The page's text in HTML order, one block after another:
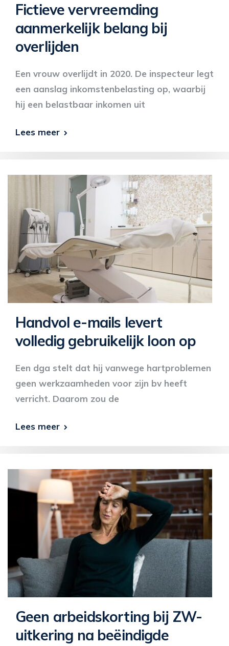
Fictieve vervreemding
aanmerkelijk belang bij
overlijden
Een vrouw overlijdt in 2020. De inspecteur legt
een aanslag inkomstenbelasting op, waarbij
hij een belastbaar inkomen uit
Lees meer
Handvol e-mails levert
volledig gebruikelijk loon op
Een dga stelt dat hij vanwege hartproblemen
geen werkzaamheden voor zijn bv heeft
verricht. Daarom zou de
Lees meer
Geen arbeidskorting bij ZW-
uitkering na beëindigde